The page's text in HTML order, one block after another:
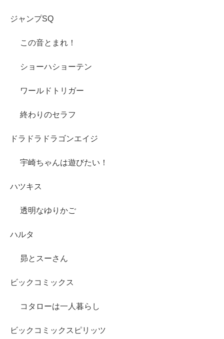
ジャンプSQ
この音とまれ！
ショーハショーテン
ワールドトリガー
終わりのセラフ
ドラドラドラゴンエイジ
宇崎ちゃんは遊びたい！
ハツキス
透明なゆりかご
ハルタ
昴とスーさん
ビックコミックス
コタローは一人暮らし
ビックコミックスピリッツ